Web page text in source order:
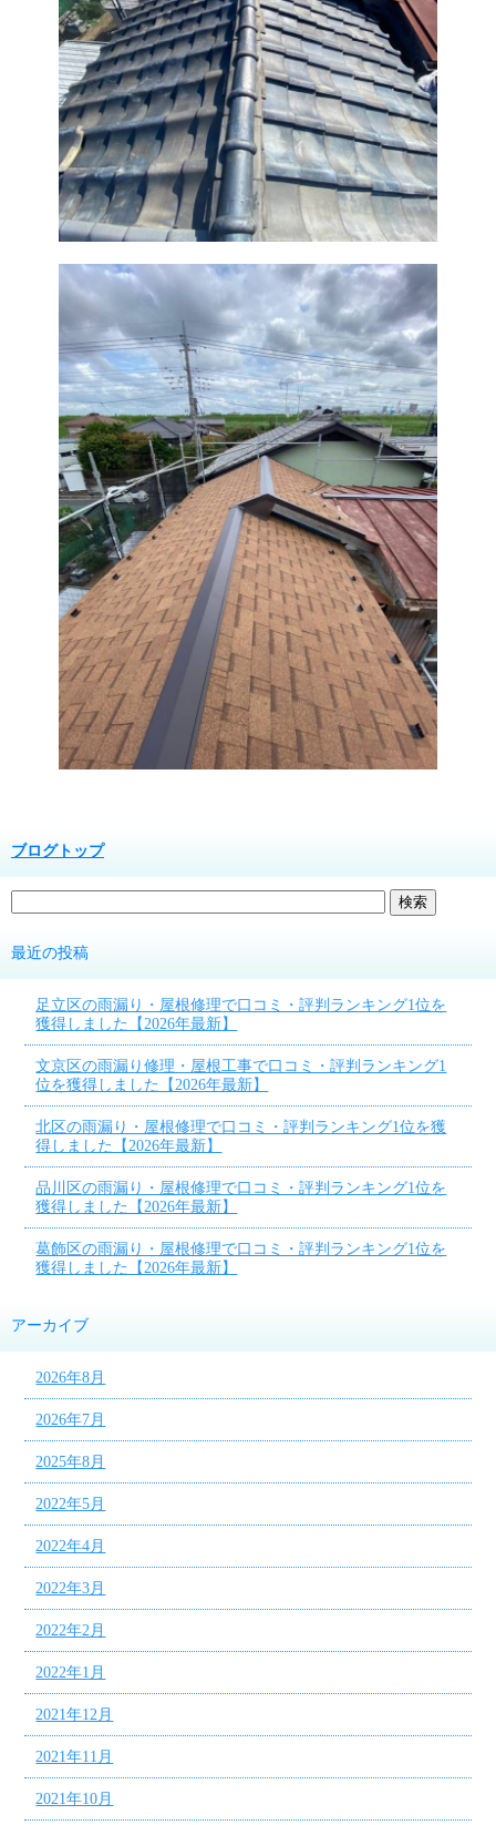
ブログトップ
最近の投稿
足立区の雨漏り・屋根修理で口コミ・評判ランキング1位を
獲得しました【2026年最新】
文京区の雨漏り修理・屋根工事で口コミ・評判ランキング1
位を獲得しました【2026年最新】
北区の雨漏り・屋根修理で口コミ・評判ランキング1位を獲
得しました【2026年最新】
品川区の雨漏り・屋根修理で口コミ・評判ランキング1位を
獲得しました【2026年最新】
葛飾区の雨漏り・屋根修理で口コミ・評判ランキング1位を
獲得しました【2026年最新】
アーカイブ
2026年8月
2026年7月
2025年8月
2022年5月
2022年4月
2022年3月
2022年2月
2022年1月
2021年12月
2021年11月
2021年10月